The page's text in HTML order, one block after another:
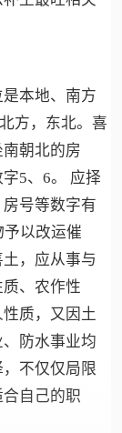
本地、南方
方，东北。喜
朝北的房
5、6。 应择
号等数字有
以改运催
，应从事与
、农作性
质，又因土
防水事业均
不仅仅局限
自己的职